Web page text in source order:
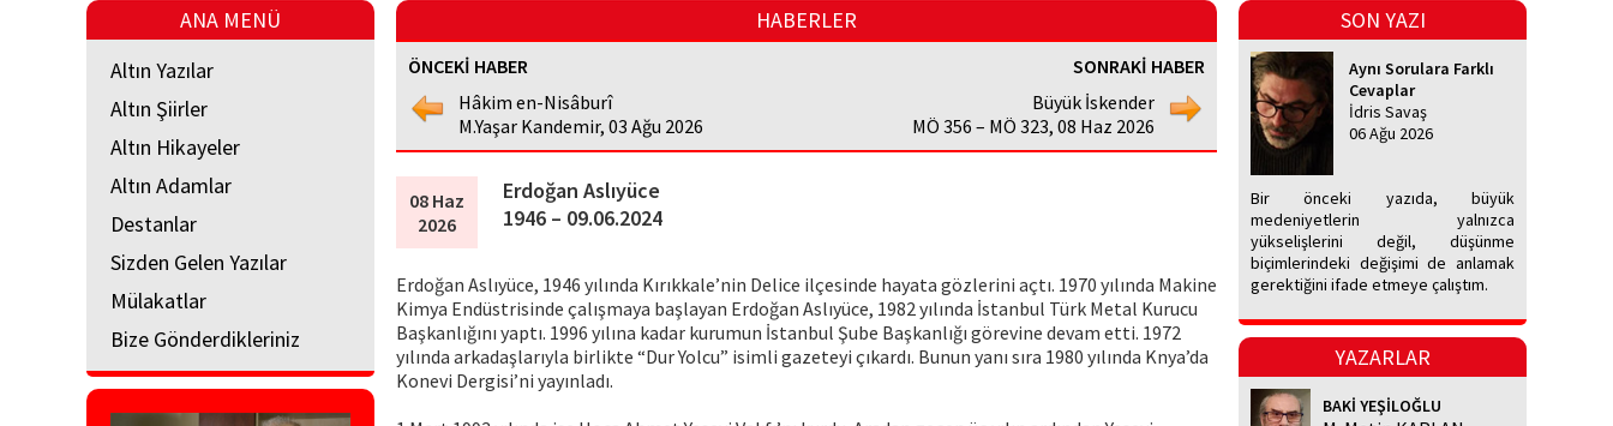
ANA MENÜ
Altın Yazılar
Altın Şiirler
Altın Hikayeler
Altın Adamlar
Destanlar
Sizden Gelen Yazılar
Mülakatlar
Bize Gönderdikleriniz
HABERLER
ÖNCEKİ HABER
Hâkim en-Nisâburî
M.Yaşar Kandemir, 03 Ağu 2026
SONRAKİ HABER
Büyük İskender
MÖ 356 – MÖ 323, 08 Haz 2026
08 Haz
2026
Erdoğan Aslıyüce
1946 – 09.06.2024
Erdoğan Aslıyüce, 1946 yılında Kırıkkale’nin Delice ilçesinde hayata gözlerini açtı. 1970 yılında Makine
Kimya Endüstrisinde çalışmaya başlayan Erdoğan Aslıyüce, 1982 yılında İstanbul Türk Metal Kurucu
Başkanlığını yaptı. 1996 yılına kadar kurumun İstanbul Şube Başkanlığı görevine devam etti. 1972
yılında arkadaşlarıyla birlikte “Dur Yolcu” isimli gazeteyi çıkardı. Bunun yanı sıra 1980 yılında Knya’da
Konevi Dergisi’ni yayınladı.
SON YAZI
Aynı Sorulara Farklı
Cevaplar
İdris Savaş
06 Ağu 2026
Bir önceki yazıda, büyük
medeniyetlerin yalnızca
yükselişlerini değil, düşünme
biçimlerindeki değişimi de anlamak
gerektiğini ifade etmeye çalıştım.
YAZARLAR
BAKİ YEŞİLOĞLU